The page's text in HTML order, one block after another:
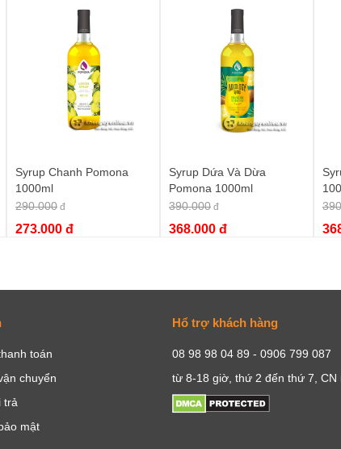
Syrup Chanh Pomona
1000ml
290.000 đ
273.000 đ
Syrup Dứa Và Dừa
Pomona 1000ml
390.000 đ
368.000 đ
toán
chuyển
trả
mật
Hổ trợ khách hàng
08 98 98 04 89 - 0906 799 087
từ 8-18 giờ, thứ 2 đến thứ 7, CN